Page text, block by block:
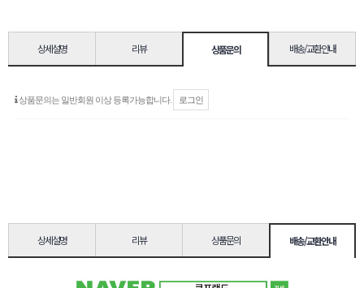
상세설명 리뷰 상품문의 배송/교환안내
상세설명 리뷰 상품문의 배송/교환안내